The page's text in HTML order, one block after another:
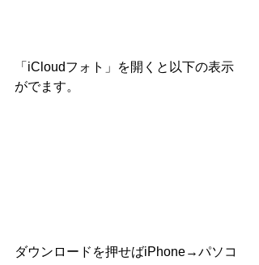
「iCloudフォト」を開くと以下の表示
がでます。
ダウンロードを押せばiPhone→パソコ